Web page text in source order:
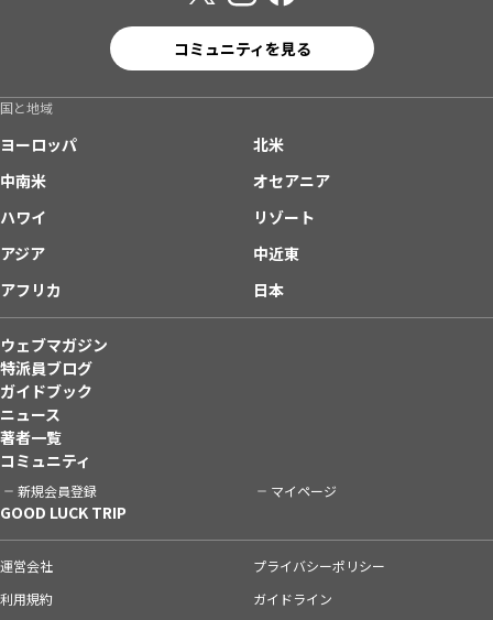
コミュニティを見る
国と地域
ヨーロッパ
北米
中南米
オセアニア
ハワイ
リゾート
アジア
中近東
アフリカ
日本
ウェブマガジン
特派員ブログ
ガイドブック
ニュース
著者一覧
コミュニティ
新規会員登録 マイページ
GOOD LUCK TRIP
運営会社
プライバシーポリシー
利用規約
ガイドライン